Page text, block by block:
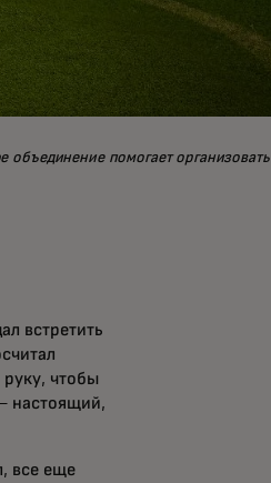
помогает организовать
встретить
руку, чтобы
настоящий,
все еще